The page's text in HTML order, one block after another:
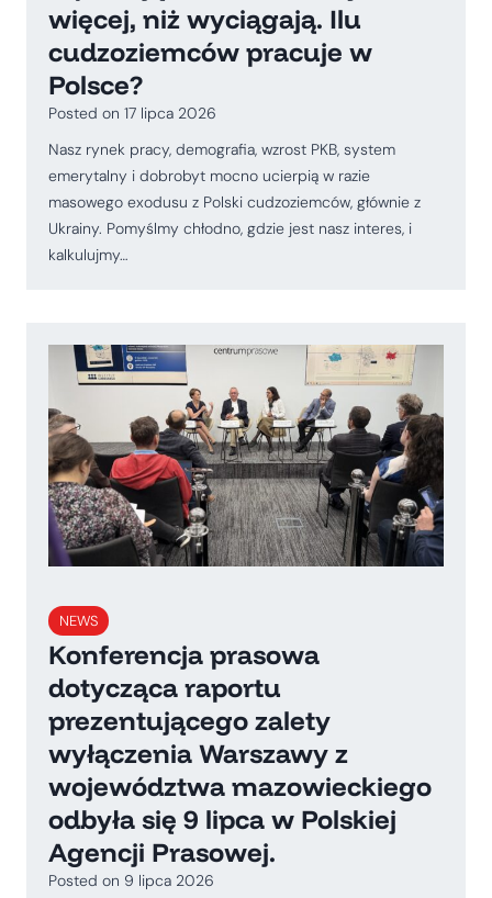
więcej, niż wyciągają. Ilu
cudzoziemców pracuje w
Polsce?
Posted on 17 lipca 2026
Nasz rynek pracy, demografia, wzrost PKB, system
emerytalny i dobrobyt mocno ucierpią w razie
masowego exodusu z Polski cudzoziemców, głównie z
Ukrainy. Pomyślmy chłodno, gdzie jest nasz interes, i
kalkulujmy…
NEWS
Konferencja prasowa
dotycząca raportu
prezentującego zalety
wyłączenia Warszawy z
województwa mazowieckiego
odbyła się 9 lipca w Polskiej
Agencji Prasowej.
Posted on 9 lipca 2026